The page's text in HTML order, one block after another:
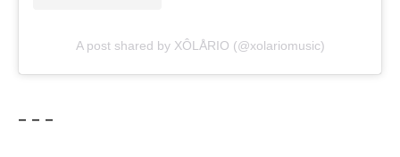
A post shared by XÔLÅRIO (@xolariomusic)
– – –